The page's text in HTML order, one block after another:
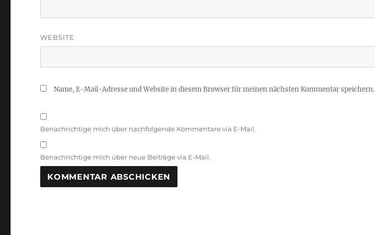
WEBSITE
Name, E-Mail-Adresse und Website in diesem Browser für meinen nächsten Kommentar speichern.
Benachrichtige mich über nachfolgende Kommentare via E-Mail.
Benachrichtige mich über neue Beiträge via E-Mail.